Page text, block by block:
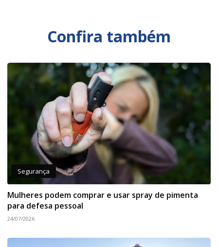
Confira também
Segurança
Mulheres podem comprar e usar spray de pimenta
para defesa pessoal
24/07/2026